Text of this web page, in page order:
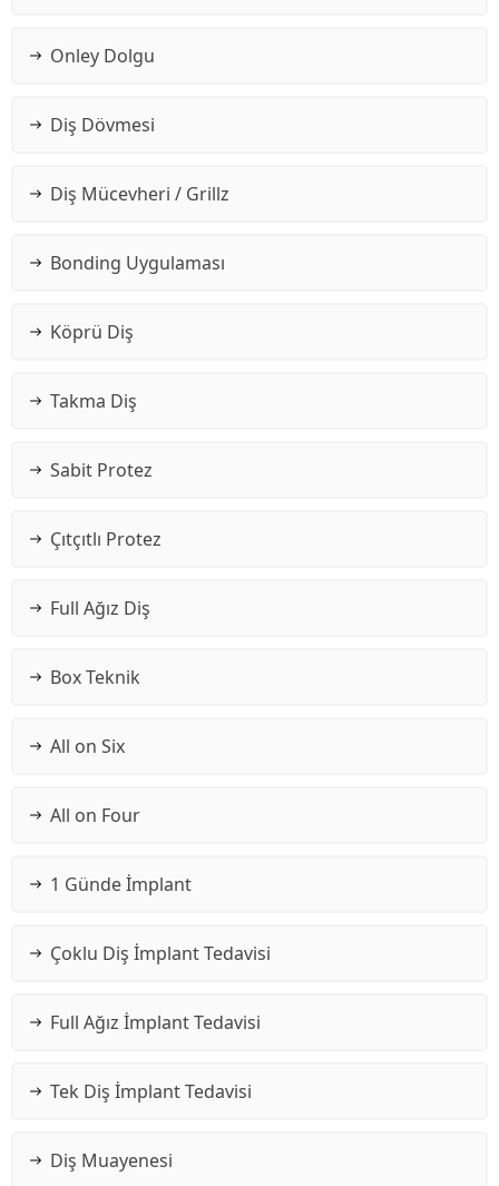
Onley Dolgu
Diş Dövmesi
Diş Mücevheri / Grillz
Bonding Uygulaması
Köprü Diş
Takma Diş
Sabit Protez
Çıtçıtlı Protez
Full Ağız Diş
Box Teknik
All on Six
All on Four
1 Günde İmplant
Çoklu Diş İmplant Tedavisi
Full Ağız İmplant Tedavisi
Tek Diş İmplant Tedavisi
Diş Muayenesi